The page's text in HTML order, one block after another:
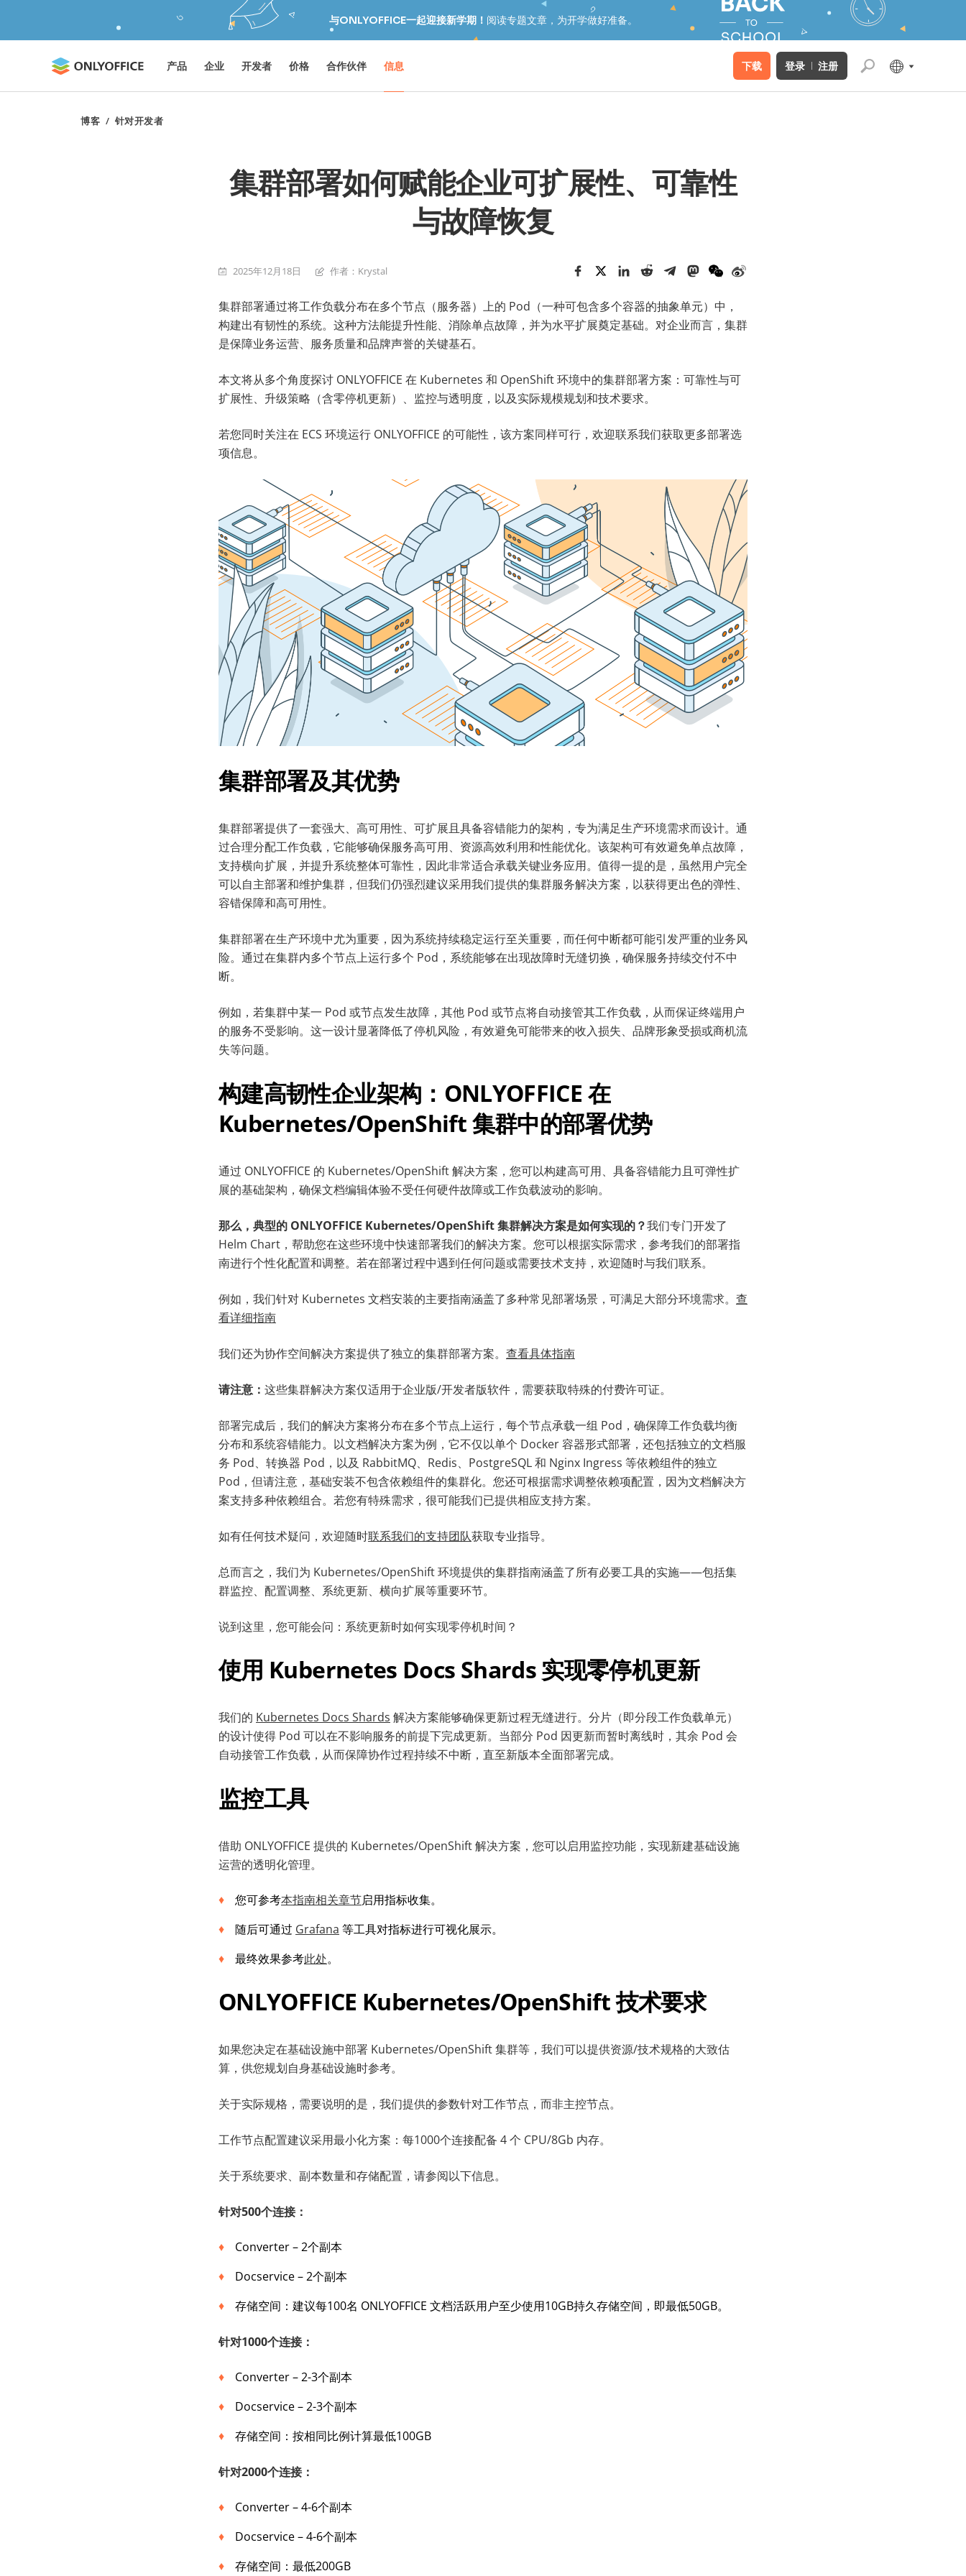
与ONLYOFFICE一起迎接新学期！ 阅读专题文章，为开学做好准备。
产品 企业 开发者 价格 合作伙伴 信息 下载 登录 注册
博客 / 针对开发者
集群部署如何赋能企业可扩展性、可靠性
与故障恢复
2025年12月18日 作者：Krystal
集群部署通过将工作负载分布在多个节点（服务器）上的 Pod（一种可包含多个容器的抽象单元）中，
构建出有韧性的系统。这种方法能提升性能、消除单点故障，并为水平扩展奠定基础。对企业而言，集群
是保障业务运营、服务质量和品牌声誉的关键基石。
本文将从多个角度探讨 ONLYOFFICE 在 Kubernetes 和 OpenShift 环境中的集群部署方案：可靠性与可
扩展性、升级策略（含零停机更新）、监控与透明度，以及实际规模规划和技术要求。
若您同时关注在 ECS 环境运行 ONLYOFFICE 的可能性，该方案同样可行，欢迎联系我们获取更多部署选
项信息。
集群部署及其优势
集群部署提供了一套强大、高可用性、可扩展且具备容错能力的架构，专为满足生产环境需求而设计。通
过合理分配工作负载，它能够确保服务高可用、资源高效利用和性能优化。该架构可有效避免单点故障，
支持横向扩展，并提升系统整体可靠性，因此非常适合承载关键业务应用。值得一提的是，虽然用户完全
可以自主部署和维护集群，但我们仍强烈建议采用我们提供的集群服务解决方案，以获得更出色的弹性、
容错保障和高可用性。
集群部署在生产环境中尤为重要，因为系统持续稳定运行至关重要，而任何中断都可能引发严重的业务风
险。通过在集群内多个节点上运行多个 Pod，系统能够在出现故障时无缝切换，确保服务持续交付不中
断。
例如，若集群中某一 Pod 或节点发生故障，其他 Pod 或节点将自动接管其工作负载，从而保证终端用户
的服务不受影响。这一设计显著降低了停机风险，有效避免可能带来的收入损失、品牌形象受损或商机流
失等问题。
构建高韧性企业架构：ONLYOFFICE 在
Kubernetes/OpenShift 集群中的部署优势
通过 ONLYOFFICE 的 Kubernetes/OpenShift 解决方案，您可以构建高可用、具备容错能力且可弹性扩
展的基础架构，确保文档编辑体验不受任何硬件故障或工作负载波动的影响。
那么，典型的 ONLYOFFICE Kubernetes/OpenShift 集群解决方案是如何实现的？我们专门开发了
Helm Chart，帮助您在这些环境中快速部署我们的解决方案。您可以根据实际需求，参考我们的部署指
南进行个性化配置和调整。若在部署过程中遇到任何问题或需要技术支持，欢迎随时与我们联系。
例如，我们针对 Kubernetes 文档安装的主要指南涵盖了多种常见部署场景，可满足大部分环境需求。 查
看详细指南
我们还为协作空间解决方案提供了独立的集群部署方案。 查看具体指南
请注意： 这些集群解决方案仅适用于企业版/开发者版软件，需要获取特殊的付费许可证。
部署完成后，我们的解决方案将分布在多个节点上运行，每个节点承载一组 Pod，确保障工作负载均衡
分布和系统容错能力。以文档解决方案为例，它不仅以单个 Docker 容器形式部署，还包括独立的文档服
务 Pod、转换器 Pod，以及 RabbitMQ、Redis、PostgreSQL 和 Nginx Ingress 等依赖组件的独立
Pod，但请注意，基础安装不包含依赖组件的集群化。您还可根据需求调整依赖项配置，因为文档解决方
案支持多种依赖组合。若您有特殊需求，很可能我们已提供相应支持方案。
如有任何技术疑问，欢迎随时联系我们的支持团队获取专业指导。
总而言之，我们为 Kubernetes/OpenShift 环境提供的集群指南涵盖了所有必要工具的实施——包括集
群监控、配置调整、系统更新、横向扩展等重要环节。
说到这里，您可能会问：系统更新时如何实现零停机时间？
使用 Kubernetes Docs Shards 实现零停机更新
我们的 Kubernetes Docs Shards 解决方案能够确保更新过程无缝进行。分片（即分段工作负载单元）
的设计使得 Pod 可以在不影响服务的前提下完成更新。当部分 Pod 因更新而暂时离线时，其余 Pod 会
自动接管工作负载，从而保障协作过程持续不中断，直至新版本全面部署完成。
监控工具
借助 ONLYOFFICE 提供的 Kubernetes/OpenShift 解决方案，您可以启用监控功能，实现新建基础设施
运营的透明化管理。
您可参考本指南相关章节启用指标收集。
随后可通过 Grafana 等工具对指标进行可视化展示。
最终效果参考此处。
ONLYOFFICE Kubernetes/OpenShift 技术要求
如果您决定在基础设施中部署 Kubernetes/OpenShift 集群等，我们可以提供资源/技术规格的大致估
算，供您规划自身基础设施时参考。
关于实际规格，需要说明的是，我们提供的参数针对工作节点，而非主控节点。
工作节点配置建议采用最小化方案：每1000个连接配备 4 个 CPU/8Gb 内存。
关于系统要求、副本数量和存储配置，请参阅以下信息。
针对500个连接：
Converter – 2个副本
Docservice – 2个副本
存储空间：建议每100名 ONLYOFFICE 文档活跃用户至少使用10GB持久存储空间，即最低50GB。
针对1000个连接：
Converter – 2-3个副本
Docservice – 2-3个副本
存储空间：按相同比例计算最低100GB
针对2000个连接：
Converter – 4-6个副本
Docservice – 4-6个副本
存储空间：最低200GB